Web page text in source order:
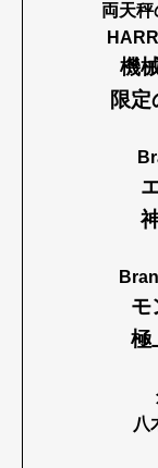
両天
機
限定
モ
極
八